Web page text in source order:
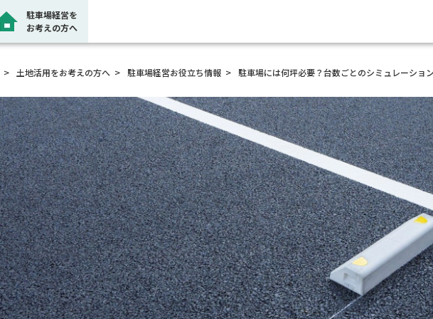
駐車場経営を
お考えの方へ
土地活用をお考えの方へ 駐車場経営お役立ち情報 駐車場には何坪必要？台数ごとのシミュレーショ